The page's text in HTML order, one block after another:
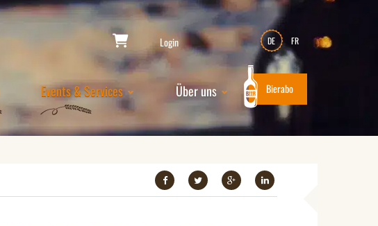
Login DE FR
Events & Services Über uns Bierabo